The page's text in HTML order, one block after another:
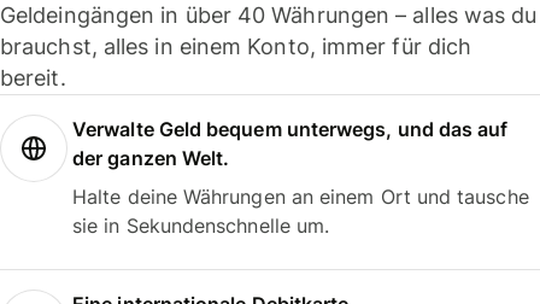
Geldeingängen in über 40 Währungen – alles was du
brauchst, alles in einem Konto, immer für dich
bereit.
Verwalte Geld bequem unterwegs, und das auf
der ganzen Welt.
Halte deine Währungen an einem Ort und tausche
sie in Sekundenschnelle um.